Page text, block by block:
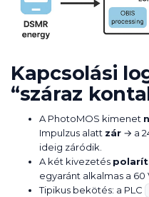
Kapcsolási
“száraz
A PhotoMOS kimenet
Impulzus alatt zár → a
ideig záródik.
A két kivezetés
egyaránt alkalmas a 60
Tipikus bekötés: a PLC